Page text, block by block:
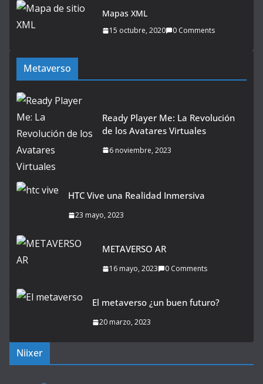
Mapas XML
15 octubre, 2020 0 Comments
Metaverso
Ready Player Me: La Revolución
de los Avatares Virtuales
6 noviembre, 2023
HTC Vive una Realidad Inmersiva
23 mayo, 2023
METAVERSO AR
16 mayo, 2023 0 Comments
El metaverso ¿un buen futuro?
20 marzo, 2023
Niixer